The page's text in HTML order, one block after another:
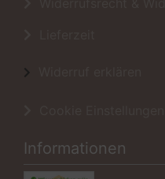
Informationen